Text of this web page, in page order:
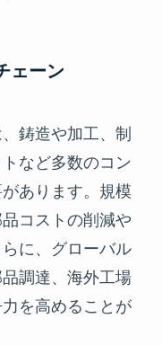
ェーン
鋳造や加工、制
など多数のコン
あります。規模
コストの削減や
に、グローバル
調達、海外工場
を高めることが